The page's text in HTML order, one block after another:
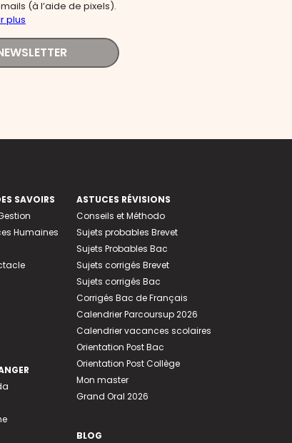
(à l’aide de pixels).
plus
SAVOIRS
Humaines
ASTUCES RÉVISIONS
Conseils et Méthodo
Sujets probables Brevet
Sujets Probables Bac
Sujets corrigés Brevet
Sujets corrigés Bac
Corrigés Bac de Français
Calendrier Parcoursup 2026
Calendrier vacances scolaires
Orientation Post Bac
Orientation Post Collège
Mon master
Grand Oral 2026
BLOG